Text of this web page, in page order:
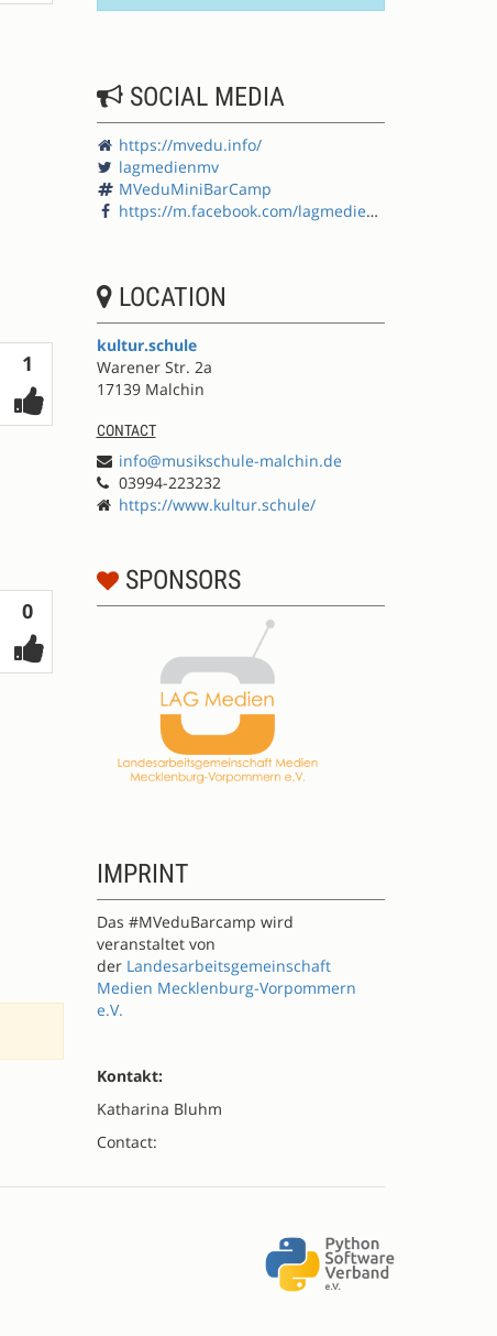
1
0Votes
SOCIAL MEDIA
https://mvedu.info/
lagmedienmv
MVeduMiniBarCamp
https://m.facebook.com/lagmedienmv/
LOCATION
kultur.schule
Warener Str. 2a
17139 Malchin
CONTACT
info@musikschule-malchin.de
03994-223232
https://www.kultur.schule/
SPONSORS
IMPRINT
Das #MVeduBarcamp wird
veranstaltet von
der Landesarbeitsgemeinschaft
Medien Mecklenburg-Vorpommern
e.V.
Kontakt:
Katharina Bluhm
Contact: